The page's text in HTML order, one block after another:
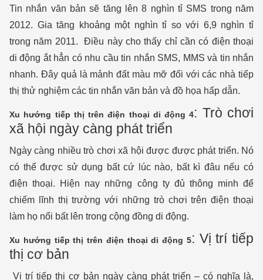
Tin nhắn văn bản sẽ tăng lên 8 nghìn tỉ SMS trong năm
2012. Gia tăng khoảng một nghìn tỉ so với 6,9 nghìn tỉ
trong năm 2011. Điều này cho thấy chỉ cần có điện thoại
di động ắt hẳn có nhu cầu tin nhắn SMS, MMS và tin nhắn
nhanh. Đây quả là mảnh đất màu mỡ đối với các nhà tiếp
thị thử nghiệm các tin nhắn văn bản và đồ họa hấp dẫn.
Xu hướng tiếp thị trên điện thoại di động 4: Trò chơi
xã hội ngày càng phát triển
Ngày càng nhiều trò chơi xã hội được được phát triển. Nó
có thể được sử dụng bất cứ lúc nào, bất kì đâu nếu có
điện thoại. Hiện nay những công ty đủ thông minh để
chiếm lĩnh thị trường với những trò chơi trên điện thoại
làm họ nổi bất lên trong cộng đồng di động.
Xu hướng tiếp thị trên điện thoại di động 5: Vị trí tiếp
thị cơ bản
Vị trí tiếp thị cơ bản ngày càng phát triển – có nghĩa là,